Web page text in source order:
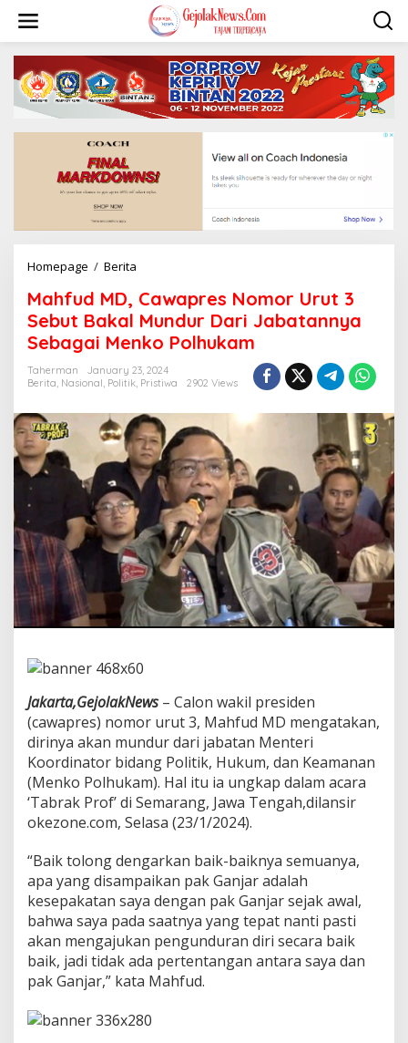
i
Homepage / Berita
h
f
u
d
M
D
C
a
w
a
p
r
e
s
N
o
m
o
r
U
u
t
S
e
b
u
B
a
k
l
M
u
n
d
u
r
a
i
Mahfud MD, Cawapres Nomor Urut 3
Sebut Bakal Mundur Dari Jabatannya
Sebagai Menko Polhukam
Taherman
January 23, 2024
Berita, Nasional, Politik, Pristiwa 2902 Views
Jakarta,GejolakNews– Calon wakil presiden
(cawapres) nomor urut 3, Mahfud MD mengatakan,
dirinya akan mundur dari jabatan Menteri
Koordinator bidang Politik, Hukum, dan Keamanan
(Menko Polhukam). Hal itu ia ungkap dalam acara
‘Tabrak Prof’ di Semarang, Jawa Tengah,dilansir
okezone.com, Selasa (23/1/2024).
“Baik tolong dengarkan baik-baiknya semuanya,
apa yang disampaikan pak Ganjar adalah
kesepakatan saya dengan pak Ganjar sejak awal,
bahwa saya pada saatnya yang tepat nanti pasti
akan mengajukan pengunduran diri secara baik
baik, jadi tidak ada pertentangan antara saya dan
pak Ganjar,” kata Mahfud.